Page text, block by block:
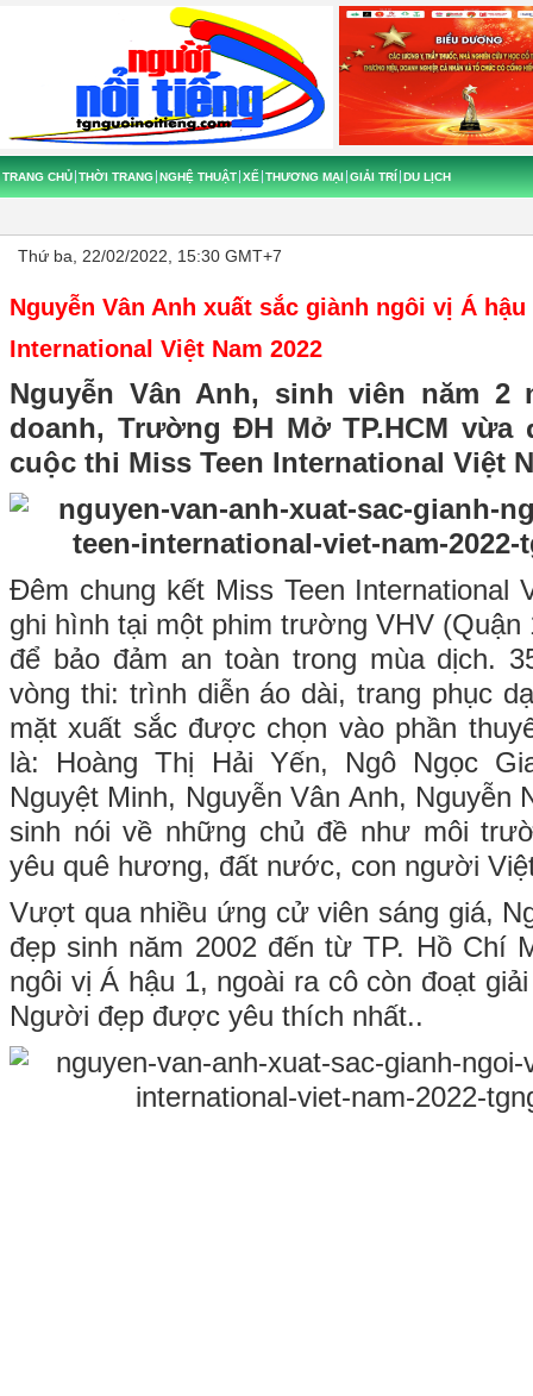
TRANG CHỦ THỜI TRANG NGHỆ THUẬT XẾ THƯƠNG MẠI GIẢI TRÍ DU LỊCH
Thứ ba, 22/02/2022, 15:30 GMT+7
Nguyễn Vân Anh xuất sắc giành ngôi vị Á hậu
International Việt Nam 2022
Nguyễn Vân Anh, sinh viên năm 2
doanh, Trường ĐH Mở TP.HCM vừa
cuộc thi Miss Teen International Việt
Đêm chung kết Miss Teen International
ghi hình tại một phim trường VHV (Quận
để bảo đảm an toàn trong mùa dịch.
vòng thi: trình diễn áo dài, trang phục
mặt xuất sắc được chọn vào phần
là: Hoàng Thị Hải Yến, Ngô Ngọc
Nguyệt Minh, Nguyễn Vân Anh, Nguyễn
sinh nói về những chủ đề như môi
yêu quê hương, đất nước, con người
Vượt qua nhiều ứng cử viên sáng giá,
đẹp sinh năm 2002 đến từ TP. Hồ Chí
ngôi vị Á hậu 1, ngoài ra cô còn đoạt
Người đẹp được yêu thích nhất..